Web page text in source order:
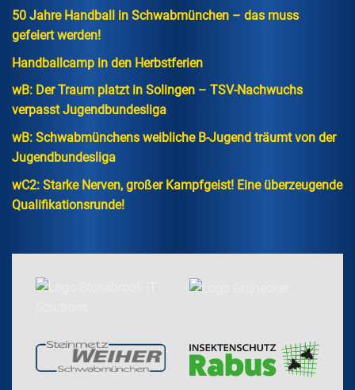
50 Jahre Handball in Schwabmünchen – das muss
gefeiert werden!
Handballcamp in den Herbstferien
wB: Der Traum platzt in Solingen – TSV-Nachwuchs
verpasst Jugendbundesliga
wB: Schwabmünchens weibliche B-Jugend träumt von der
Jugendbundesliga
wC2: Starke Nerven, großer Kampfgeist! Eine überzeugende
Qualifikationsrunde!